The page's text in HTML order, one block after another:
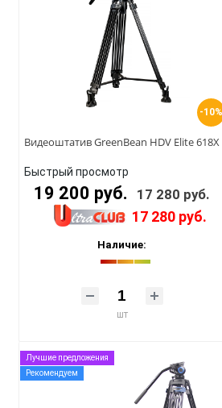
-10%
Видеоштатив GreenBean HDV Elite 618X
Быстрый просмотр
19 200 руб. 17 280 руб.
17 280 руб.
Наличие:
шт
Лучшие предложения
Рекомендуем